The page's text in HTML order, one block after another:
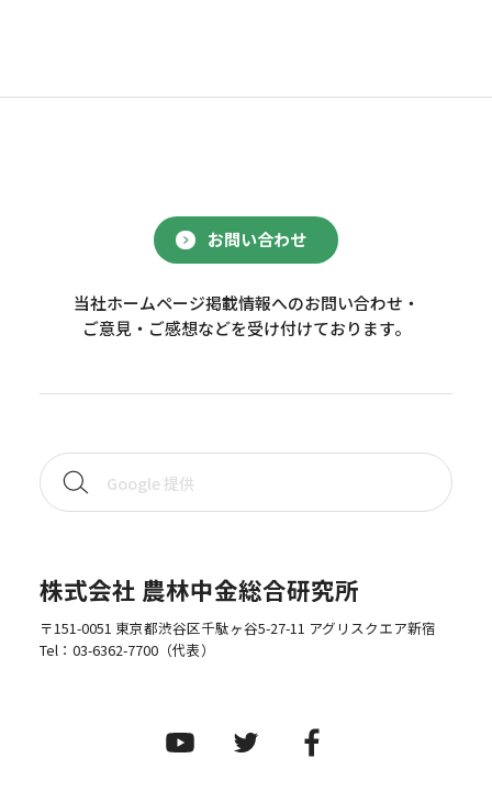
お問い合わせ
当社ホームページ掲載情報へのお問い合わせ・
ご意見・ご感想などを受け付けております。
株式会社 農林中金総合研究所
〒151-0051 東京都渋谷区千駄ヶ谷5-27-11 アグリスクエア新宿
Tel： 03-6362-7700（代表）